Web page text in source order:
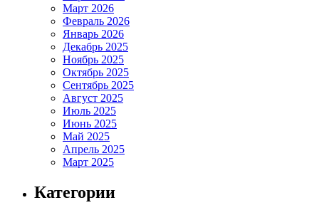
Март 2026
Февраль 2026
Январь 2026
Декабрь 2025
Ноябрь 2025
Октябрь 2025
Сентябрь 2025
Август 2025
Июль 2025
Июнь 2025
Май 2025
Апрель 2025
Март 2025
Категории